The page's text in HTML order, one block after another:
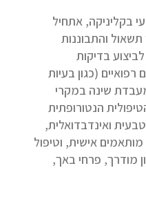
בקליניקה, אתחיל
והתבוננות
בדיקות
(כגון בעיות
שינה במקרי
הנטורופתית
ואינדבדואלית,
אישית, וטיפול
מודרך, פרחי באך,